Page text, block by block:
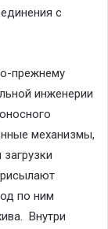
с
прежнему
инженерии
механизмы,
по ним
Внутри